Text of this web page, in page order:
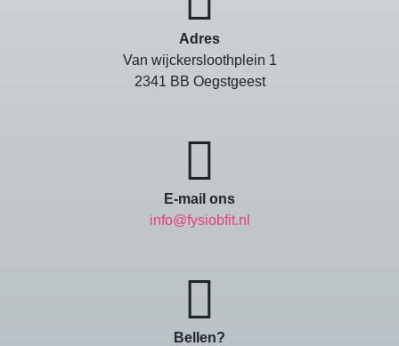
Adres
Van wijckersloothplein 1
2341 BB Oegstgeest
E-mail ons
info@fysiobfit.nl
Bellen?